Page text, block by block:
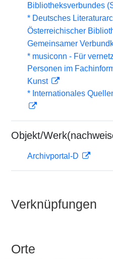
Bibliotheksverbundes
* Deutsches
Österreichischer
Gemeinsamer
* musiconn - Für
Personen im
Kunst
* Internationales
Objekt/
Archivportal-D
Verknüpfungen
Orte